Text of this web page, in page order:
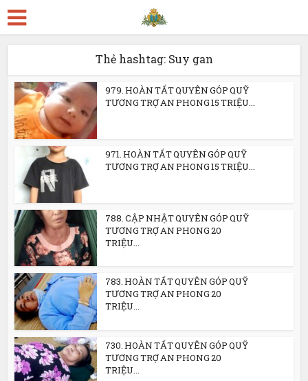
Thẻ hashtag: Suy gan
979. HOÀN TẤT QUYÊN GÓP QUỸ
TƯƠNG TRỢ AN PHONG 15 TRIỆU...
971. HOÀN TẤT QUYÊN GÓP QUỸ
TƯƠNG TRỢ AN PHONG 15 TRIỆU...
788. CẬP NHẬT QUYÊN GÓP QUỸ
TƯƠNG TRỢ AN PHONG 20
TRIỆU...
783. HOÀN TẤT QUYÊN GÓP QUỸ
TƯƠNG TRỢ AN PHONG 20
TRIỆU...
730. HOÀN TẤT QUYÊN GÓP QUỸ
TƯƠNG TRỢ AN PHONG 20
TRIỆU...